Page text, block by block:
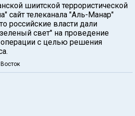
шиитской террористической
сайт телеканала "Аль-Манар"
российские власти дали
свет" на проведение
с целью решения